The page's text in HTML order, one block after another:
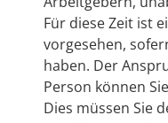
Für diese Zeit ist
vorgesehen,
haben. Der
Person können
Dies müssen Sie